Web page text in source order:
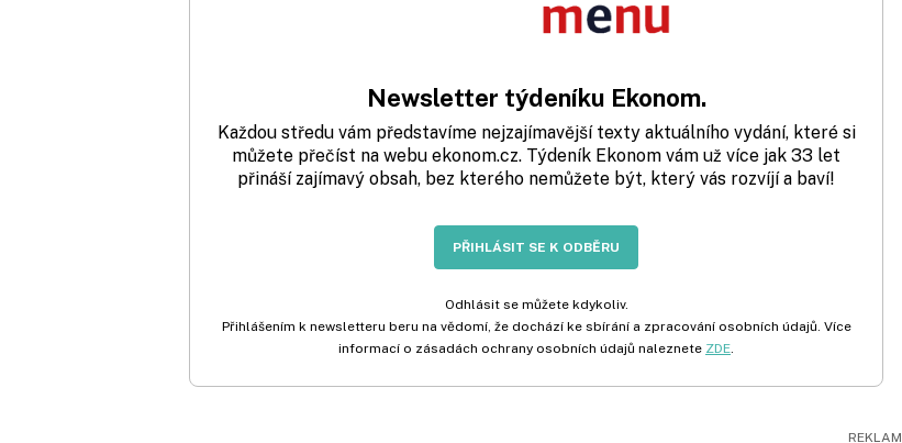
Newsletter týdeníku Ekonom.
Každou středu vám představíme nejzajímavější texty aktuálního vydání, které si
můžete přečíst na webu ekonom.cz. Týdeník Ekonom vám už více jak 33 let
přináší zajímavý obsah, bez kterého nemůžete být, který vás rozvíjí a baví!
PŘIHLÁSIT SE K ODBĚRU
Odhlásit se můžete kdykoliv.
Přihlášením k newsletteru beru na vědomí, že dochází ke sbírání a zpracování osobních údajů. Více
informací o zásadách ochrany osobních údajů naleznete ZDE